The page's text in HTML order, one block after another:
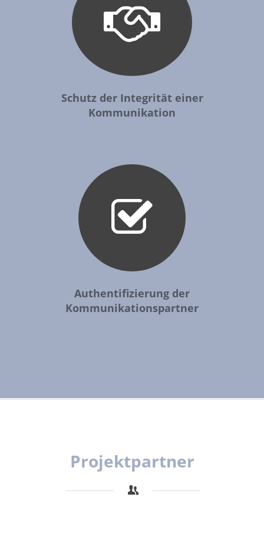
Schutz der Integrität einer
Kommunikation
Authentifizierung der
Kommunikationspartner
Projektpartner